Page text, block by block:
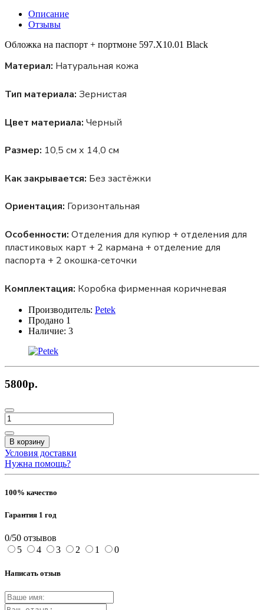
Описание
Отзывы
Обложка на паспорт + портмоне 597.X10.01 Black
Материал: Натуральная кожа
Тип материала: Зернистая
Цвет материала: Черный
Размер: 10,5 см х 14,0 см
Как закрывается: Без застёжки
Ориентация: Горизонтальная
Особенности: Отделения для купюр + отделения для
пластиковых карт + 2 кармана + отделение для
паспорта + 2 окошка-сеточки
Комплектация: Коробка фирменная коричневая
Производитель: Petek
Продано 1
Наличие: 3
5800р.
В корзину
Условия доставки
Нужна помощь?
100% качество
Гарантия 1 год
0/50 отзывов
5
4 3 2 1 0
Написать отзыв